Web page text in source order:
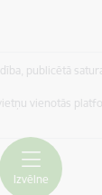
Izvēlne
publicētā
vienotās